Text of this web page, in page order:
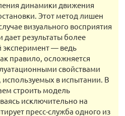
динамики движения
Этот метод лишен
визуального восприятия
результаты более
— ведь
правило, осложняется
свойствами
используемых в испытании. В
строить модель
исключительно на
пресс-служба одного из